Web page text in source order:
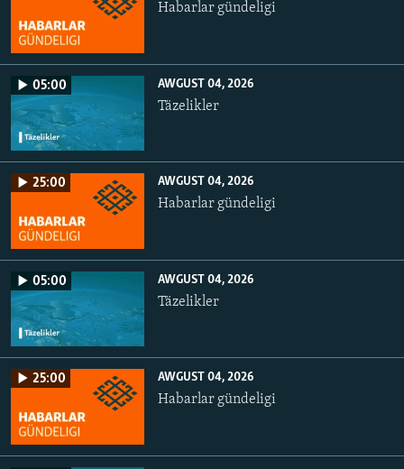
Habarlar gündeligi
05:00 AWGUST 04, 2026
Täzelikler
25:00 AWGUST 04, 2026
Habarlar gündeligi
05:00 AWGUST 04, 2026
Täzelikler
25:00 AWGUST 04, 2026
Habarlar gündeligi